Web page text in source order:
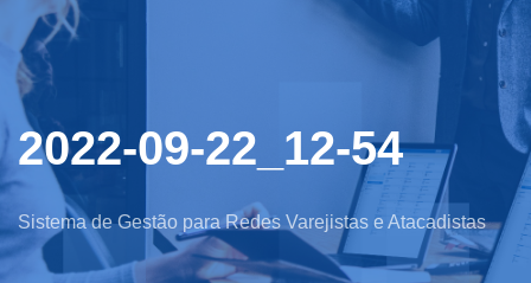
2022-09-22_12-54
Sistema de Gestão para Redes Varejistas e Atacadistas